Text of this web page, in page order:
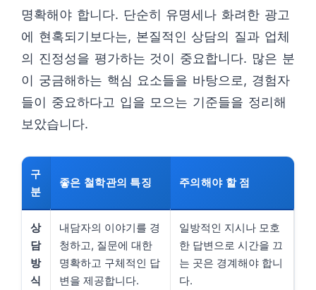
명확해야 합니다. 단순히 유명세나 화려한 광고
에 현혹되기보다는, 본질적인 상담의 질과 업체
의 진정성을 평가하는 것이 중요합니다. 많은 분
이 궁금해하는 핵심 요소들을 바탕으로, 경험자
들이 중요하다고 입을 모으는 기준들을 정리해
보았습니다.
구
분
좋은 철학관의 특징 주의해야 할 점
상
담
방
식
내담자의 이야기를 경
청하고, 질문에 대한
명확하고 구체적인 답
변을 제공합니다.
일방적인 지시나 모호
한 답변으로 시간을 끄
는 곳은 경계해야 합니
다.